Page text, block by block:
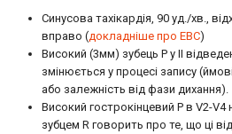
Синусова тахікардія, 90 уд./хв.,
вправо (докладніше про ЕВС)
Високий (3мм) зубець Р у II
змінюється у процесі запису
або залежність від фази дихання).
Високий гострокінцевий Р в V2-V4
зубцем R говорить про те, що ці